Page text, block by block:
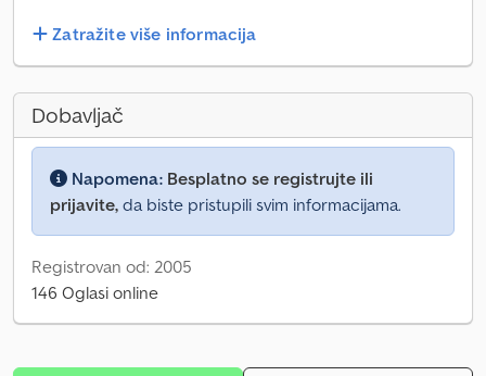
Zatražite više informacija
Dobavljač
Napomena: Besplatno se registrujte ili
prijavite, da biste pristupili svim informacijama.
Registrovan od: 2005
146 Oglasi online